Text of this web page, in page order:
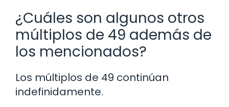
¿Cuáles son algunos otros
múltiplos de 49 además de
los mencionados?
Los múltiplos de 49 continúan
indefinidamente.